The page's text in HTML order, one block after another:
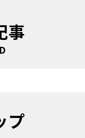
事
プ